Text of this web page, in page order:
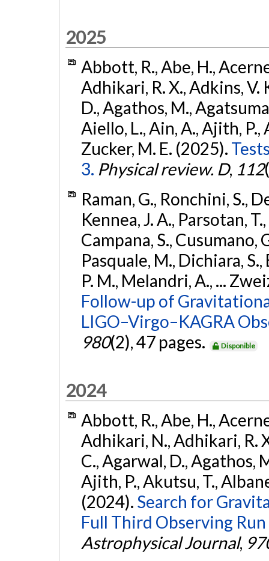
2025
Abbott, R., Abe, H.,
Adhikari, R. X., Adkins, V.
D., Agathos, M.,
Aiello, L., Ain, A., Ajith, P.,
Zucker, M. E. (2025).
3. Physical review. D, 112
Raman, G., Ronchini, S.,
Kennea, J. A., Parsotan,
Campana, S., Cusumano,
Pasquale, M., Dichiara,
P. M., Melandri, A., ...
Follow-up of
LIGO–Virgo–KAGRA
980(2), 47 pages. Disponible
2024
Abbott, R., Abe, H.,
Adhikari, N., Adhikari, R.
C., Agarwal, D., Agathos,
Ajith, P., Akutsu, T.,
(2024). Search for
Full Third Observing
Astrophysical Journal,